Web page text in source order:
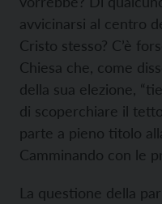
avvicinarsi al centro
Cristo stesso? C’è
Chiesa che, come
della sua elezione,
di scoperchiare il
parte a pieno titolo
Camminando con le
La questione della